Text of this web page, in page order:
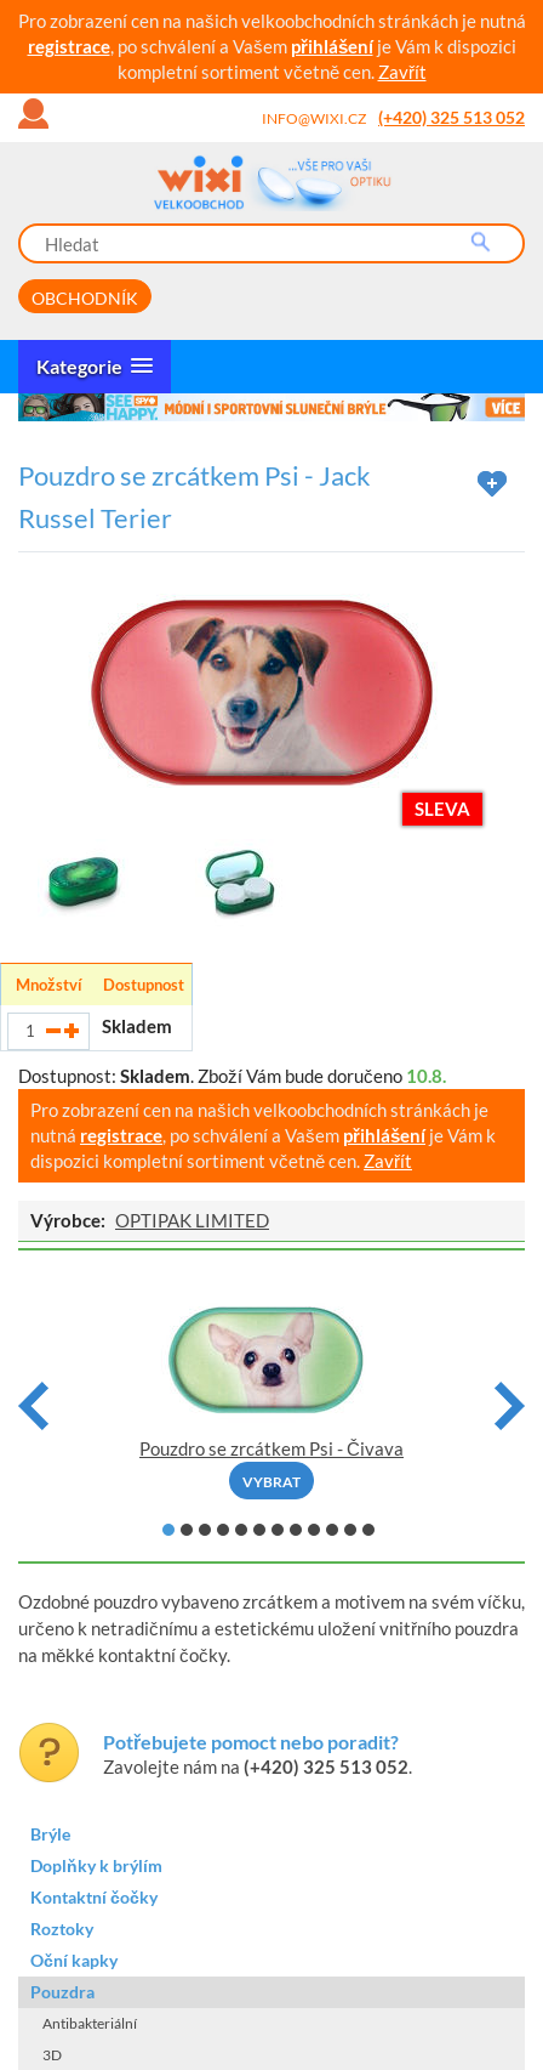
Pro zobrazení cen na našich velkoobchodních stránkách je nutná
registrace, po schválení a Vašem přihlášeníje Vám k dispozici
kompletní sortiment včetně cen. Zavřít
INFO@WIXI.CZ (+420) 325 513 052
OBCHODNÍK
Kategorie
Pouzdro se zrcátkem Psi - Jack
Russel Terier
SLEVA
Množství Dostupnost
Skladem
Dostupnost: Skladem. Zboží Vám bude doručeno 10.8.
Pro zobrazení cen na našich velkoobchodních stránkách je
nutná registrace, po schválení a Vašem přihlášeníje Vám k
dispozici kompletní sortiment včetně cen. Zavřít
Výrobce: OPTIPAK LIMITED
Pouzdro se zrcátkem Psi - Čivava
VYBRAT
Ozdobné pouzdro vybaveno zrcátkem a motivem na svém víčku,
určeno k netradičnímu a estetickému uložení vnitřního pouzdra
na měkké kontaktní čočky.
Potřebujete pomoct nebo poradit?
Zavolejte nám na (+420) 325 513 052.
Brýle
Doplňky k brýlím
Kontaktní čočky
Roztoky
Oční kapky
Pouzdra
Antibakteriální
3D